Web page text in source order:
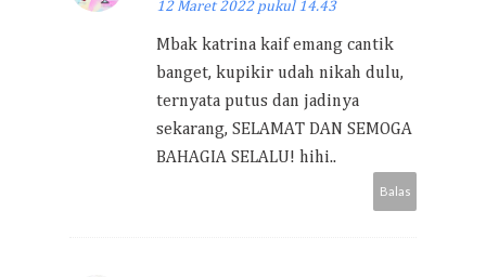
12 Maret 2022 pukul 14.43
Mbak katrina kaif emang cantik
banget, kupikir udah nikah dulu,
ternyata putus dan jadinya
sekarang, SELAMAT DAN SEMOGA
BAHAGIA SELALU! hihi..
Balas